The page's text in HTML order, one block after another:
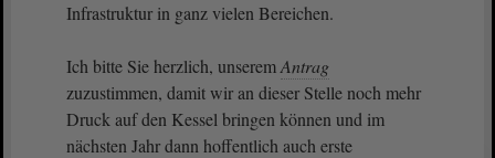
Infrastruktur in ganz vielen Bereichen.
Ich bitte Sie herzlich, unseremAntrag
zuzustimmen, damit wir an dieser Stelle noch mehr
Druck auf den Kessel bringen können und im
nächsten Jahr dann hoffentlich auch erste